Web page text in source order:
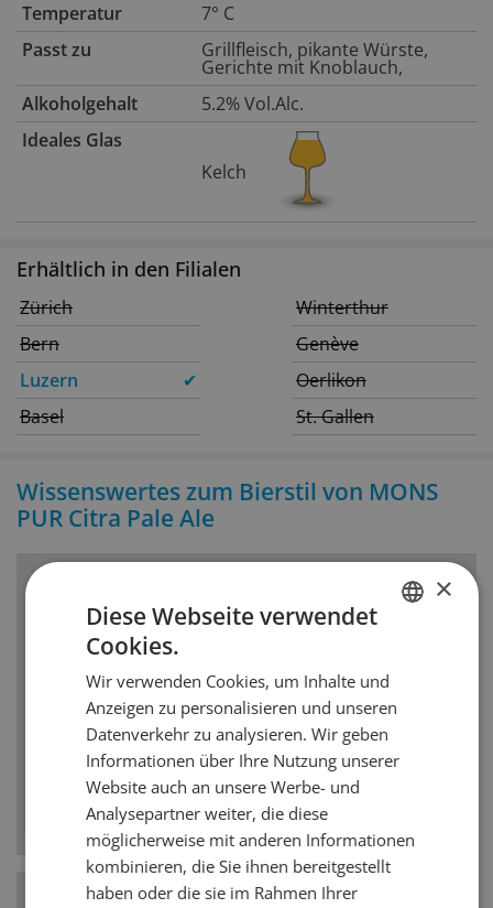
Temperatur
7° C
Passt zu
Grillfleisch, pikante Würste,
Gerichte mit Knoblauch,
Alkoholgehalt
5.2% Vol.Alc.
Ideales Glas
Kelch
Erhältlich in den Filialen
Zürich
Bern
Luzern
✔
Basel
Winterthur
Genève
Oerlikon
St. Gallen
Wissenswertes zum Bierstil von MONS
PUR Citra Pale Ale
Bierstil
Pale Ale
Das Pale Ale ist ein hopfenbetontes obergäriges
Bier. Die Engländer wollten hellere Varianten der
klassischen Ales. So wurde das gewählte Malz
heller und die Bitterkeit des Hopfens kräftiger.
Aromen von Harz sowie Zitrus- und Fruchtnoten
harmonieren zum Malzkörper.
Hefe-Art Obergärig
FRENCH
×
Diese Webseite verwendet
Cookies.
Wir verwenden Cookies, um Inhalte und
Anzeigen zu personalisieren und unseren
Datenverkehr zu analysieren. Wir geben
Informationen über Ihre Nutzung unserer
Website auch an unsere Werbe- und
Analysepartner weiter, die diese
möglicherweise mit anderen Informationen
kombinieren, die Sie ihnen bereitgestellt
haben oder die sie im Rahmen Ihrer